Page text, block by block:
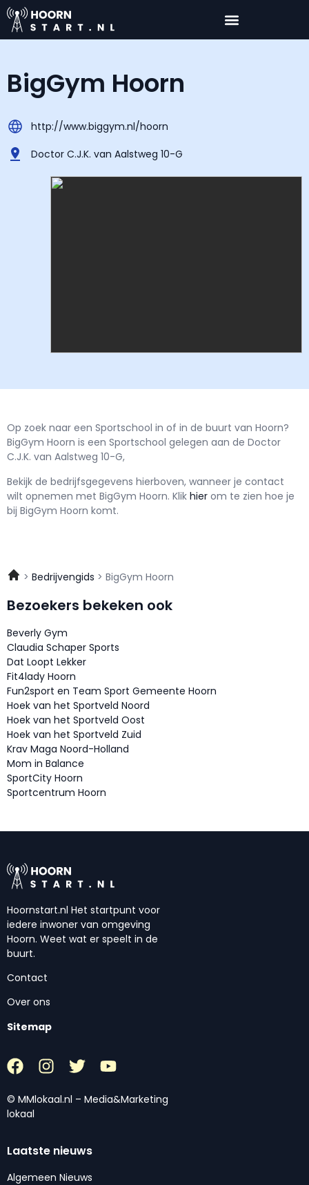
BigGym Hoorn
http://www.biggym.nl/hoorn
Doctor C.J.K. van Aalstweg 10-G
Op zoek naar een Sportschool in of in de buurt van Hoorn?
BigGym Hoorn is een Sportschool gelegen aan de Doctor
C.J.K. van Aalstweg 10-G,
Bekijk de bedrijfsgegevens hierboven, wanneer je contact
wilt opnemen met BigGym Hoorn. Klik hier om te zien hoe je
bij BigGym Hoorn komt.
Bedrijvengids BigGym Hoorn
Bezoekers bekeken ook
Beverly Gym
Claudia Schaper Sports
Dat Loopt Lekker
Fit4lady Hoorn
Fun2sport en Team Sport Gemeente Hoorn
Hoek van het Sportveld Noord
Hoek van het Sportveld Oost
Hoek van het Sportveld Zuid
Krav Maga Noord-Holland
Mom in Balance
SportCity Hoorn
Sportcentrum Hoorn
Hoornstart.nl Het startpunt voor
iedere inwoner van omgeving
Hoorn. Weet wat er speelt in de
buurt.
Contact
Over ons
Sitemap
© MMlokaal.nl – Media&Marketing
lokaal
Laatste nieuws
Algemeen Nieuws